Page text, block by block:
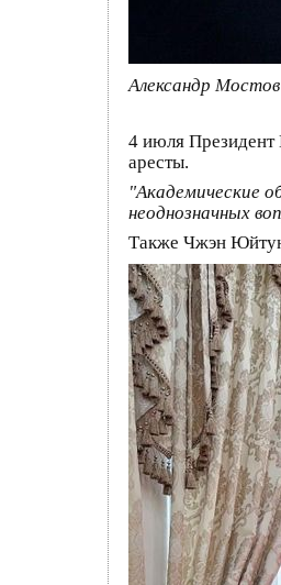
Александр Мостов
4 июля
аресты.
"Академические
неоднозначных
Также Чжэн Юйтун